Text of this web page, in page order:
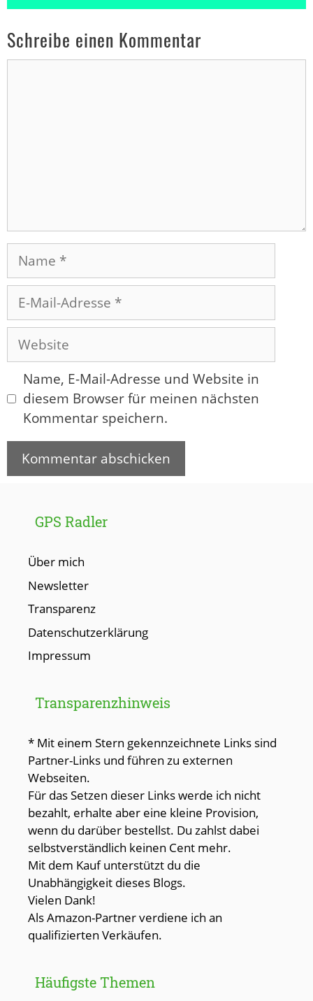
Schreibe einen Kommentar
Name
Adresse
Website
Name, E-Mail-Adresse und Website in
diesem Browser für meinen nächsten
Kommentar speichern.
GPS Radler
Über mich
Newsletter
Transparenz
Datenschutzerklärung
Impressum
Transparenzhinweis
* Mit einem Stern gekennzeichnete Links sind
Partner-Links und führen zu externen
Webseiten.
Für das Setzen dieser Links werde ich nicht
bezahlt, erhalte aber eine kleine Provision,
wenn du darüber bestellst. Du zahlst dabei
selbstverständlich keinen Cent mehr.
Mit dem Kauf unterstützt du die
Unabhängigkeit dieses Blogs.
Vielen Dank!
Als Amazon-Partner verdiene ich an
qualifizierten Verkäufen.
Häufigste Themen